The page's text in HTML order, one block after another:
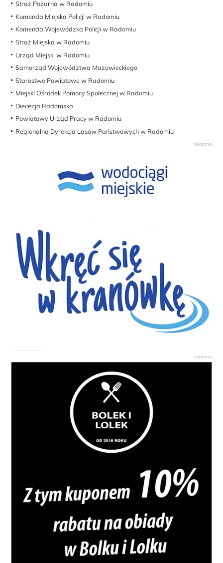
Straż Pożarna w Radomiu
Komenda Miejska Policji w Radomiu
Komenda Wojewódzka Policji w Radomiu
Straż Miejska w Radomiu
Urząd Miejski w Radomiu
Samorząd Województwa Mazowieckiego
Starostwo Powiatowe w Radomiu
Miejski Ośrodek Pomocy Społecznej w Radomiu
Diecezja Radomska
Powiatowy Urząd Pracy w Radomiu
Regionalna Dyrekcja Lasów Państwowych w Radomiu